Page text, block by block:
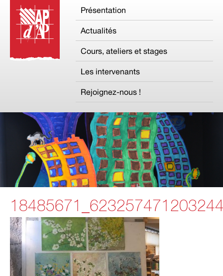
Présentation
Actualités
Cours, ateliers et stages
Les intervenants
Rejoignez-nous !